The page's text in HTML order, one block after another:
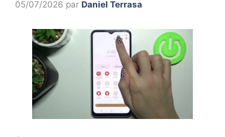
05/07/2026 par Daniel Terrasa